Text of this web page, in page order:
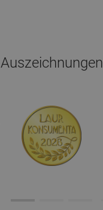
Auszeichnungen